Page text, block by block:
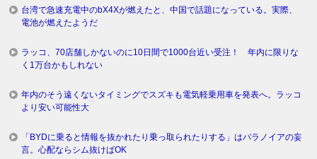
台湾で急速充電中のbX4Xが燃えたと、中国で話題になっている。実際、
電池が燃えたようだ
ラッコ、70店舗しかないのに10日間で1000台近い受注！ 年内に限りな
く1万台かもしれない
年内のそう遠くないタイミングでスズキも電気軽乗用車を発表へ。ラッコ
より安い可能性大
「BYDに乗ると情報を抜かれたり乗っ取られたりする」はパラノイアの妄
言。心配ならシム抜けばOK